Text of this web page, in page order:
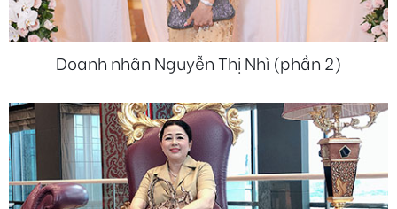
Doanh nhân Nguyễn Thị Nhì (phần 2)